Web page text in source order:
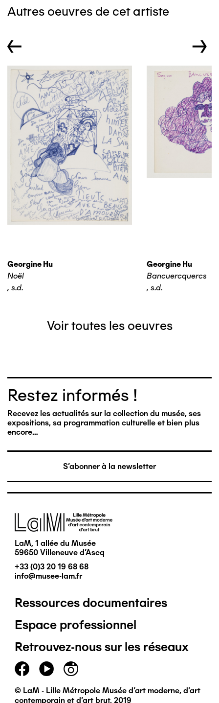
Autres oeuvres de cet artiste
← →
Georgine Hu
Noël
, s.d.
Georgine Hu
Bancuercquercs
, s.d.
Voir toutes les oeuvres
Restez informés !
Recevez les actualités sur la collection du musée, ses
expositions, sa programmation culturelle et bien plus
encore…
S'abonner à la newsletter
Image
LaM, 1 allée du Musée
59650 Villeneuve d'Ascq
+33 (0)3 20 19 68 68
info@musee-lam.fr
Pied
de
page
principal
Ressources documentaires
Espace professionnel
Retrouvez-nous sur les réseaux
© LaM - Lille Métropole Musée d'art moderne, d'art
contemporain et d'art brut, 2019